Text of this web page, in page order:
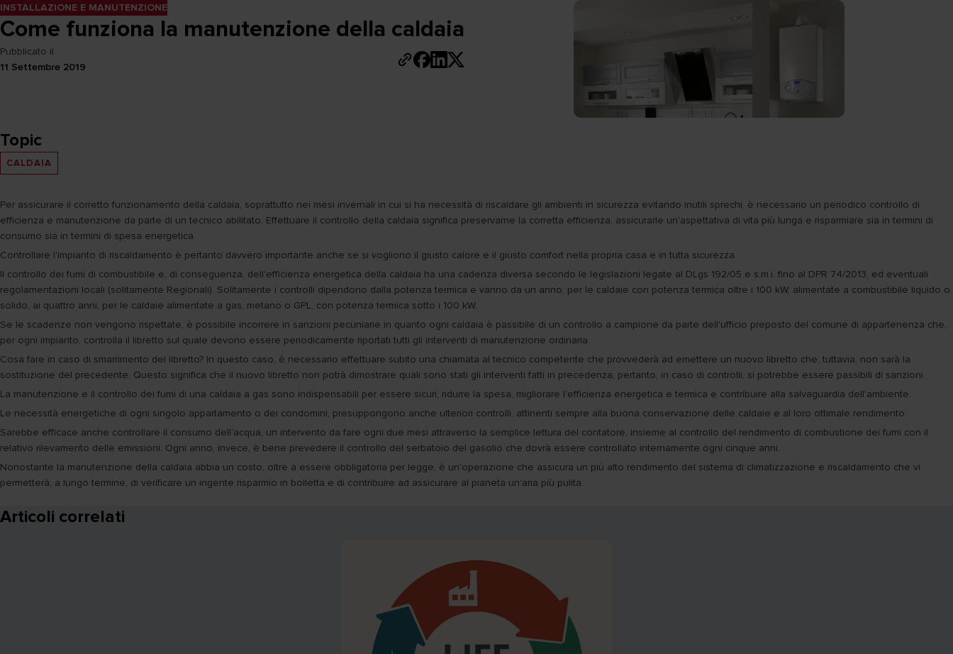
INSTALLAZIONE E MANUTENZIONE
Come funziona la manutenzione della caldaia
Pubblicato il
11 Settembre 2019
Topic
CALDAIA
Per assicurare il corretto funzionamento della caldaia, soprattutto nei mesi invernali in cui si ha necessità di riscaldare gli ambienti in sicurezza evitando inutili sprechi, è necessario un periodico controllo di
efficienza e manutenzione da parte di un tecnico abilitato. Effettuare il controllo della caldaia significa preservarne la corretta efficienza, assicurarle un'aspettativa di vita più lunga e risparmiare sia in termini di
consumo sia in termini di spesa energetica
Controllare l'impianto di riscaldamento è pertanto davvero importante anche se si vogliono il giusto calore e il giusto comfort nella propria casa e in tutta sicurezza.
Il controllo dei fumi di combustibile e, di conseguenza, dell'efficienza energetica della caldaia ha una cadenza diversa secondo le legislazioni legate al DLgs 192/05 e s.m.i. fino al DPR 74/2013, ed eventuali
regolamentazioni locali (solitamente Regionali). Solitamente i controlli dipendono dalla potenza termica e vanno da un anno, per le caldaie con potenza termica oltre i 100 kW, alimentate a combustibile liquido o
solido, ai quattro anni, per le caldaie alimentate a gas, metano o GPL, con potenza termica sotto i 100 kW.
Se le scadenze non vengono rispettate, è possibile incorrere in sanzioni pecuniarie in quanto ogni caldaia è passibile di un controllo a campione da parte dell'ufficio preposto del comune di appartenenza che,
per ogni impianto, controlla il libretto sul quale devono essere periodicamente riportati tutti gli interventi di manutenzione ordinaria.
Cosa fare in caso di smarrimento del libretto? In questo caso, è necessario effettuare subito una chiamata al tecnico competente che provvederà ad emettere un nuovo libretto che, tuttavia, non sarà la
sostituzione del precedente. Questo significa che il nuovo libretto non potrà dimostrare quali sono stati gli interventi fatti in precedenza, pertanto, in caso di controlli, si potrebbe essere passibili di sanzioni.
La manutenzione e il controllo dei fumi di una caldaia a gas sono indispensabili per essere sicuri, ridurre la spesa, migliorare l'efficienza energetica e termica e contribuire alla salvaguardia dell'ambiente.
Le necessità energetiche di ogni singolo appartamento o dei condomini, presuppongono anche ulteriori controlli, attinenti sempre alla buona conservazione delle caldaie e al loro ottimale rendimento.
Sarebbe efficace anche controllare il consumo dell'acqua, un intervento da fare ogni due mesi attraverso la semplice lettura del contatore, insieme al controllo del rendimento di combustione dei fumi con il
relativo rilevamento delle emissioni. Ogni anno, invece, è bene prevedere il controllo del serbatoio del gasolio che dovrà essere controllato internamente ogni cinque anni.
Nonostante la manutenzione della caldaia abbia un costo, oltre a essere obbligatoria per legge, è un'operazione che assicura un più alto rendimento del sistema di climatizzazione e riscaldamento che vi
permetterà, a lungo termine, di verificare un ingente risparmio in bolletta e di contribuire ad assicurare al pianeta un'aria più pulita.
Articoli correlati